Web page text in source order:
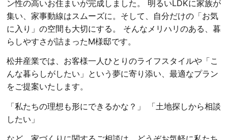
ン性の高いお住まいが完成しました。 明るいLDKに家族が
集い、家事動線はスムーズに。そして、自分だけの「お気
に入り」の空間も大切にする。 そんなメリハリのある、暮
らしやすさが詰まったM様邸です。
松井産業では、お客様一人ひとりのライフスタイルや「こ
んな暮らしがしたい」という夢に寄り添い、最適なプラン
をご提案いたします。
「私たちの理想も形にできるかな？」 「土地探しから相談
したい」